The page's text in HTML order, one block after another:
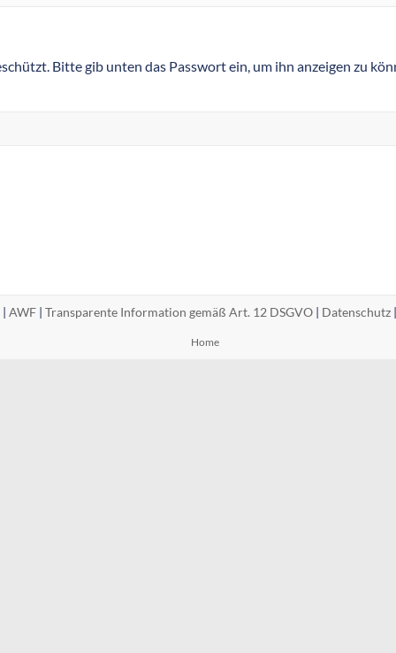
Bitte gib unten das Passwort ein, um ihn anzeigen zu
AWF | Transparente Information gemäß Art. 12 DSGVO | Datenschutz
Home